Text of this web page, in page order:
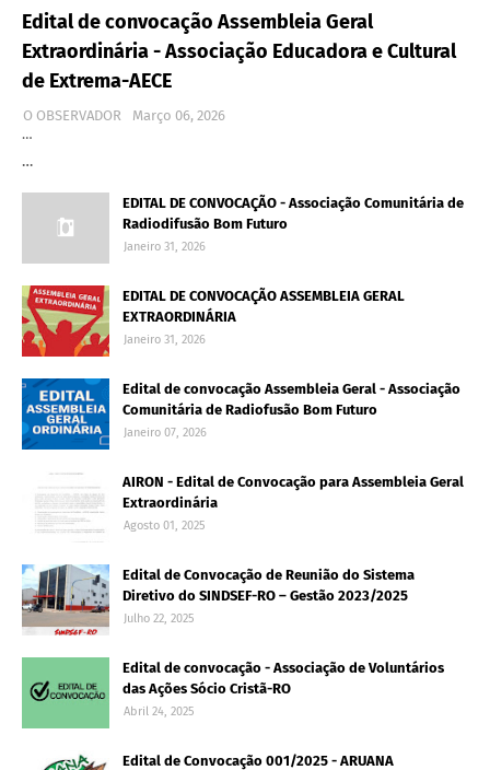
Edital de convocação Assembleia Geral
Extraordinária - Associação Educadora e Cultural
de Extrema-AECE
O OBSERVADOR
Março 06, 2026
…
…
EDITAL DE CONVOCAÇÃO - Associação Comunitária de
Radiodifusão Bom Futuro
Janeiro 31, 2026
EDITAL DE CONVOCAÇÃO ASSEMBLEIA GERAL
EXTRAORDINÁRIA
Janeiro 31, 2026
Edital de convocação Assembleia Geral - Associação
Comunitária de Radiofusão Bom Futuro
Janeiro 07, 2026
AIRON - Edital de Convocação para Assembleia Geral
Extraordinária
Agosto 01, 2025
Edital de Convocação de Reunião do Sistema
Diretivo do SINDSEF-RO – Gestão 2023/2025
Julho 22, 2025
Edital de convocação - Associação de Voluntários
das Ações Sócio Cristã-RO
Abril 24, 2025
Edital de Convocação 001/2025 - ARUANA